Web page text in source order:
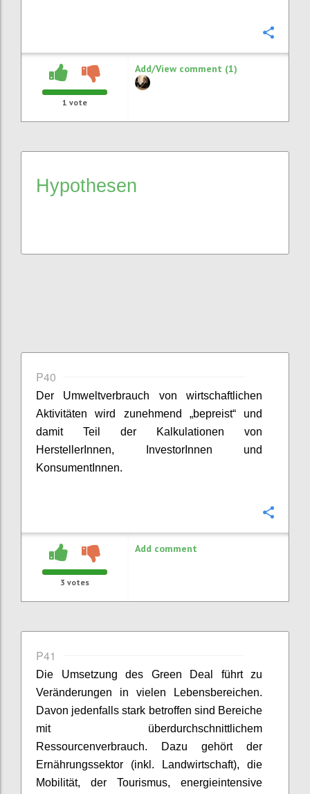
1 vote
Add/View comment (1)
Hypothesen
P40
Der Umweltverbrauch von wirtschaftlichen
Aktivitäten wird zunehmend „bepreist“ und
damit Teil der Kalkulationen von
HerstellerInnen, InvestorInnen und
KonsumentInnen.
3 votes
Add comment
P41
Die Umsetzung des Green Deal führt zu
Veränderungen in vielen Lebensbereichen.
Davon jedenfalls stark betroffen sind Bereiche
mit überdurchschnittlichem
Ressourcenverbrauch. Dazu gehört der
Ernährungssektor (inkl. Landwirtschaft), die
Mobilität, der Tourismus, energieintensive